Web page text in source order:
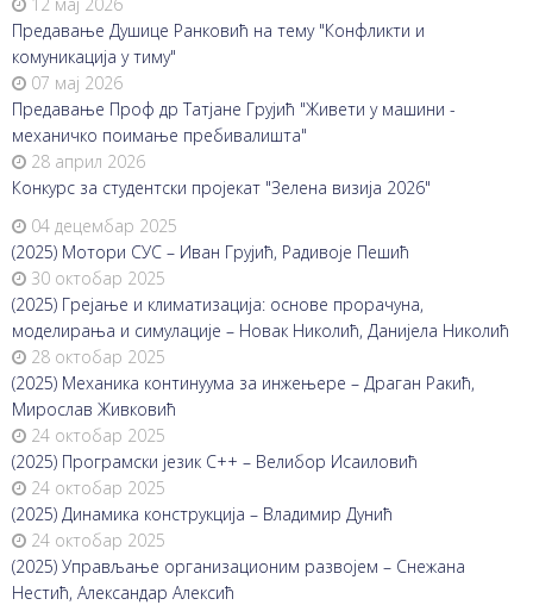
Предавање Душице Ранковић на тему "Конфликти и
комуникација у тиму"
07 мај 2026
Предавање Проф др Татјане Грујић "Живети у машини -
механичко поимање пребивалишта"
28 април 2026
Конкурс за студентски пројекат "Зелена визија 2026"
04 децембар 2025
(2025) Мотори СУС – Иван Грујић, Радивоје Пешић
30 октобар 2025
(2025) Грејање и климатизација: основе прорачуна,
моделирања и симулације – Новак Николић, Данијела Николић
28 октобар 2025
(2025) Механика континуума за инжењере – Драган Ракић,
Мирослав Живковић
24 октобар 2025
(2025) Програмски језик С++ – Велибор Исаиловић
24 октобар 2025
(2025) Динамика конструкција – Владимир Дунић
24 октобар 2025
(2025) Управљање организационим развојем – Снежана
Нестић, Александар Алексић